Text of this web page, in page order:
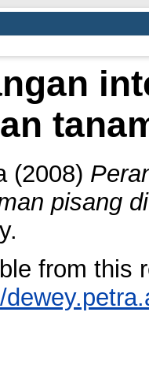
(2008)
pisang
from this